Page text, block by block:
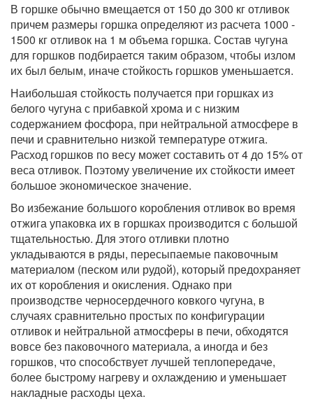
В горшке обычно вмещается от 150 до 300 кг отливок
причем размеры горшка определяют из расчета 1000 -
1500 кг отливок на 1 м объема горшка. Состав чугуна
для горшков подбирается таким образом, чтобы излом
их был белым, иначе стойкость горшков уменьшается.
Наибольшая стойкость получается при горшках из
белого чугуна с прибавкой хрома и с низким
содержанием фосфора, при нейтральной атмосфере в
печи и сравнительно низкой температуре отжига.
Расход горшков по весу может составить от 4 до 15% от
веса отливок. Поэтому увеличение их стойкости имеет
большое экономическое значение.
Во избежание большого коробления отливок во время
отжига упаковка их в горшках производится с большой
тщательностью. Для этого отливки плотно
укладываются в ряды, пересыпаемые паковочным
материалом (песком или рудой), который предохраняет
их от коробления и окисления. Однако при
производстве черносердечного ковкого чугуна, в
случаях сравнительно простых по конфигурации
отливок и нейтральной атмосферы в печи, обходятся
вовсе без паковочного материала, а иногда и без
горшков, что способствует лучшей теплопередаче,
более быстрому нагреву и охлаждению и уменьшает
накладные расходы цеха.